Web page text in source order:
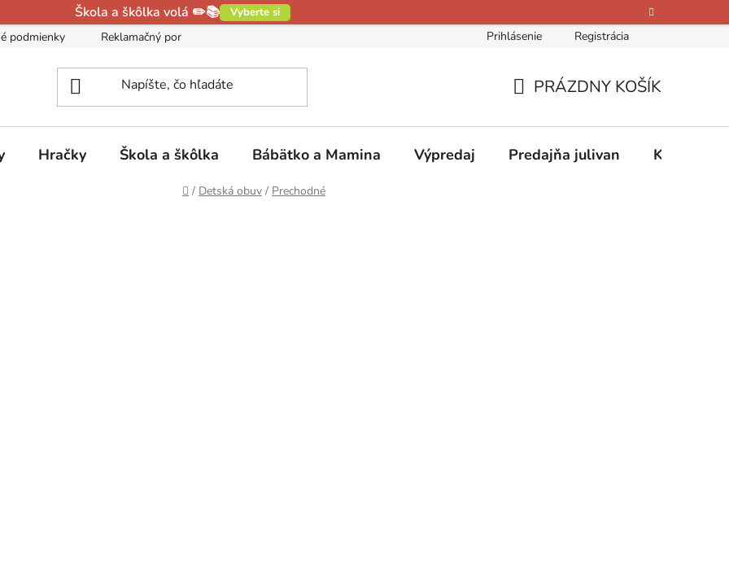
Škola a škôlka volá ✏️📚 Vyberte si
podmienky Reklamačný poriadok Kontakty O nás Hodnotenie obchodu
Prihlásenie Registrácia
KOŠÍK
PRÁZDNY KOŠÍK
Hračky Škola a škôlka Bábätko a Mamina Výpredaj Predajňa julivan Kontakty
Domov
/ Detská obuv / Prechodné